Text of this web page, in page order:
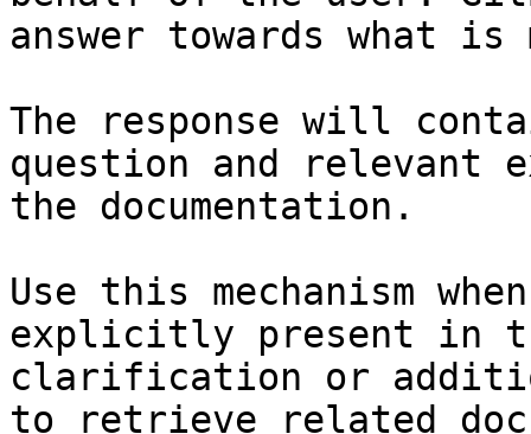
answer towards what
The response will
question and relevant
the documentation.
Use this mechanism
explicitly present in
clarification or